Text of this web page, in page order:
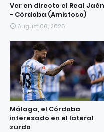
Ver en directo el Real Jaén
- Córdoba (Amistoso)
August 06, 2026
Málaga, el Córdoba
interesado en el lateral
zurdo